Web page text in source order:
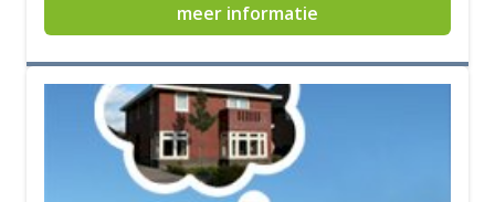
meer informatie